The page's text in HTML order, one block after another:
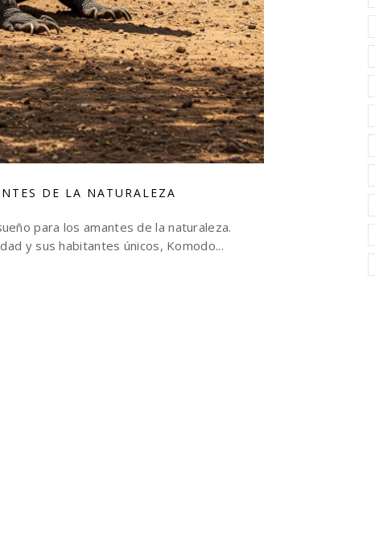
DE LA NATURALEZA
para los amantes de la naturaleza.
y sus habitantes únicos, Komodo...